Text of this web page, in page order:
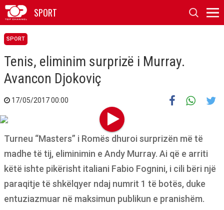
SPORT
SPORT
Tenis, eliminim surprizë i Murray.
Avancon Djokoviç
17/05/2017 00:00
Turneu “Masters” i Romës dhuroi surprizën më të
madhe të tij, eliminimin e Andy Murray. Ai që e arriti
këtë ishte pikërisht italiani Fabio Fognini, i cili bëri një
paraqitje të shkëlqyer ndaj numrit 1 të botës, duke
entuziazmuar në maksimun publikun e pranishëm.